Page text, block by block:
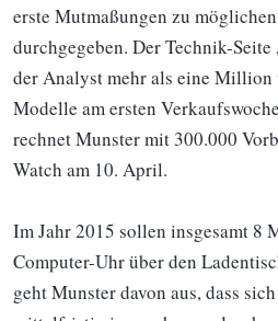
erste Mutmaßungen zu
durchgegeben. Der Technik-Seite
der Analyst mehr als eine
Modelle am ersten
rechnet Munster mit 300.000
Watch am 10. April.
Im Jahr 2015 sollen insgesamt 8
Computer-Uhr über den
geht Munster davon aus, dass